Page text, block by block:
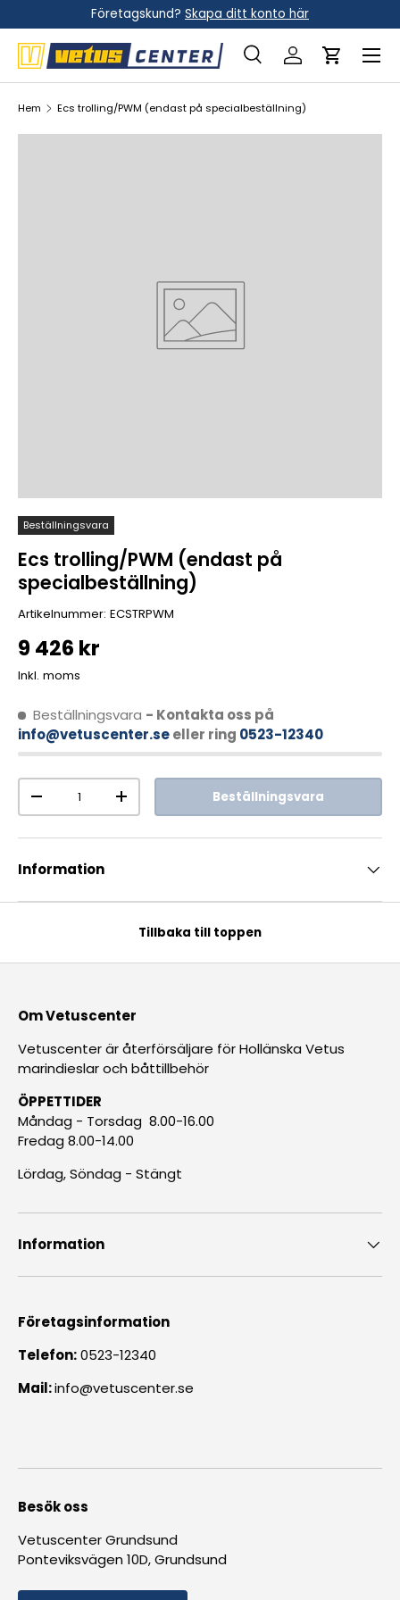
Hoppa till innehållet
Företagskund? Skapa ditt konto här
Sök
Sök Logga inVagn
Meny
Hem Ecs trolling/PWM (endast på specialbeställning)
Beställningsvara
Ecs trolling/PWM (endast på
specialbeställning)
Artikelnummer: ECSTRPWM
9 426 kr
Inkl. moms
Beställningsvara - Kontakta oss på
info@vetuscenter.seeller ring 0523-12340
Antal
-
+ Beställningsvara
Information
Tillbaka till toppen
Om Vetuscenter
Vetuscenter är återförsäljare för Hollänska Vetus
marindieslar och båttillbehör
ÖPPETTIDER
Måndag - Torsdag 8.00-16.00
Fredag 8.00-14.00
Lördag, Söndag - Stängt
Information
Företagsinformation
Telefon:0523-12340
Mail:info@vetuscenter.se
Besök oss
Vetuscenter Grundsund
Ponteviksvägen 10D, Grundsund